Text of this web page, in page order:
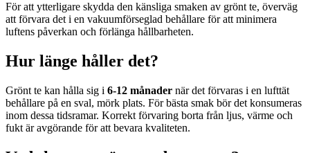
För att ytterligare skydda den känsliga smaken av grönt te, överväg
att förvara det i en vakuumförseglad behållare för att minimera
luftens påverkan och förlänga hållbarheten.
Hur länge håller det?
Grönt te kan hålla sig i 6-12 månader när det förvaras i en lufttät
behållare på en sval, mörk plats. För bästa smak bör det konsumeras
inom dessa tidsramar. Korrekt förvaring borta från ljus, värme och
fukt är avgörande för att bevara kvaliteten.